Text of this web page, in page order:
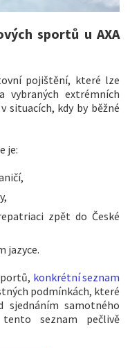
sportů u AXA
pojištění, které lze
extrémních
situacích, kdy by běžné
je:
zpět do České
jazyce.
konkrétní seznam
podmínkách, které
sjednáním samotného
seznam pečlivě